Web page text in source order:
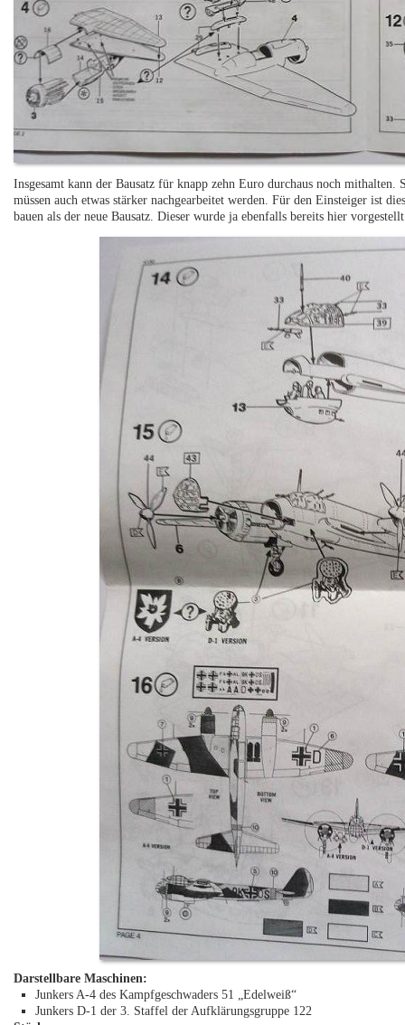
Insgesamt kann der Bausatz für knapp zehn Euro durchaus noch
müssen auch etwas stärker nachgearbeitet werden. Für den Einsteiger ist
bauen als der neue Bausatz. Dieser wurde ja ebenfalls bereits hier
Darstellbare Maschinen:
Junkers A-4 des Kampfgeschwaders 51 „Edelweiß“
Junkers D-1 der 3. Staffel der Aufklärungsgruppe 122